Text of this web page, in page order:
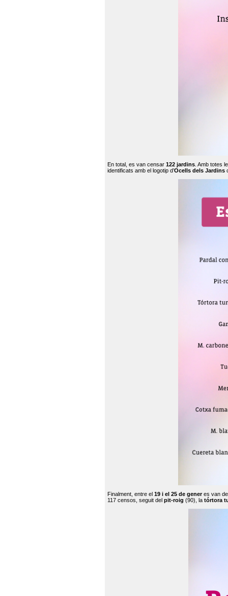
En total, es van censar 122 jardins . Amb totes
identificats amb el logotip d’Ocells dels Jardins
Finalment, entre el 19 i el 25 de generes van
117 censos, seguit del pit-roig (90), la tórtora